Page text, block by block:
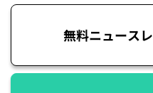
無料ニュース